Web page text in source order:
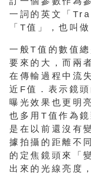
一詞的英文「
「T值」，也叫
一般T值的數值
要來的大，而兩
在傳輸過程中流
近F值．表示鏡
曝光效果也更明
也多用T值作為
是在以前還沒有
據拍攝的距離不
的定焦鏡頭來「
出來的光線亮度